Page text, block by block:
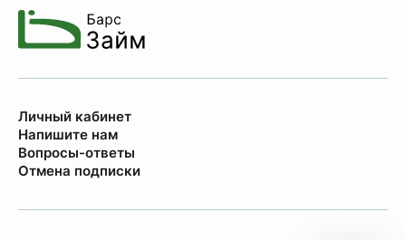
Личный кабинет
Напишите нам
Вопросы-ответы
Отмена подписки